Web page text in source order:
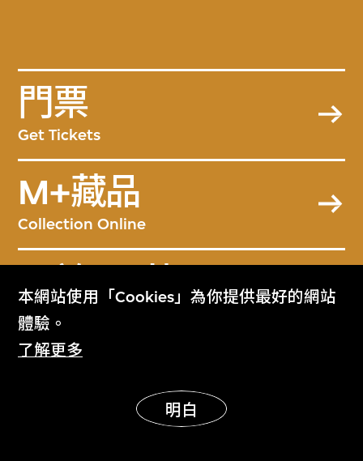
本網站使用「Cookies」為你提供最好的網站
體驗。
了解更多
明白
門票
Get Tickets
M+藏品
Collection Online
關於M+藏品
About the Collection
M+雜誌